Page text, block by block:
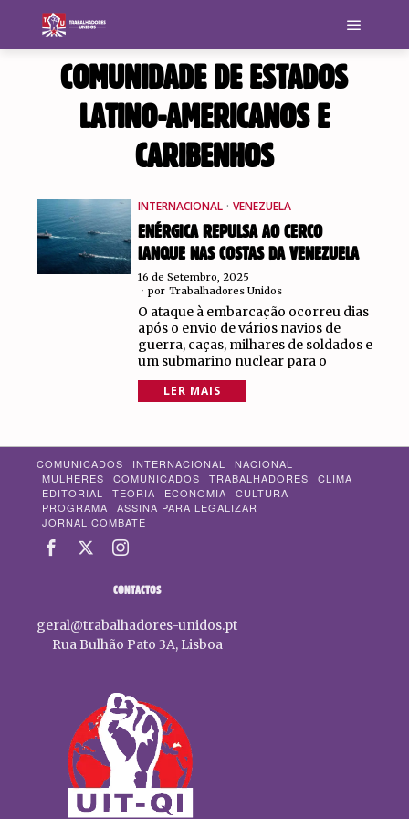
COMUNIDADE DE ESTADOS
LATINO-AMERICANOS E
CARIBENHOS
INTERNACIONAL · VENEZUELA
ENÉRGICA REPULSA AO CERCO
IANQUE NAS COSTAS DA VENEZUELA
16 de Setembro, 2025
por Trabalhadores Unidos
O ataque à embarcação ocorreu dias
após o envio de vários navios de
guerra, caças, milhares de soldados e
um submarino nuclear para o
LER MAIS
COMUNICADOS INTERNACIONAL
NACIONAL
MULHERES
COMUNICADOS TRABALHADORES
CLIMA
EDITORIAL
TEORIA ECONOMIA
CULTURA
PROGRAMA
ASSINA PARA LEGALIZAR
JORNAL COMBATE
CONTACTOS
geral@trabalhadores-unidos.pt
Rua Bulhão Pato 3A, Lisboa